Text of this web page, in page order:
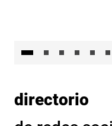
directorio